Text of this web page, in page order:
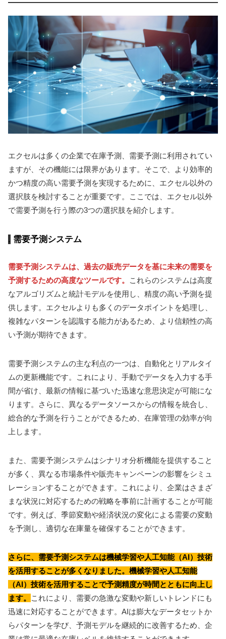
エクセルは多くの企業で在庫予測、需要予測に利用されてい
ますが、その機能には限界があります。そこで、より効率的
かつ精度の高い需要予測を実現するために、エクセル以外の
選択肢を検討することが重要です。ここでは、エクセル以外
で需要予測を行う際の3つの選択肢を紹介します。
需要予測システム
需要予測システムは、過去の販売データを基に未来の需要を
予測するための高度なツールです。
これらのシステムは高度
なアルゴリズムと統計モデルを使用し、精度の高い予測を提
供します。エクセルよりも多くのデータポイントを処理し、
複雑なパターンを認識する能力があるため、より信頼性の高
い予測が期待できます。
需要予測システムの主な利点の一つは、自動化とリアルタイ
ムの更新機能です。これにより、手動でデータを入力する手
間が省け、最新の情報に基づいた迅速な意思決定が可能にな
ります。さらに、異なるデータソースからの情報を統合し、
総合的な予測を行うことができるため、在庫管理の効率が向
上します。
また、需要予測システムはシナリオ分析機能を提供すること
が多く、異なる市場条件や販売キャンペーンの影響をシミュ
レーションすることができます。これにより、企業はさまざ
まな状況に対応するための戦略を事前に計画することが可能
です。例えば、季節変動や経済状況の変化による需要の変動
を予測し、適切な在庫量を確保することができます。
さらに、需要予測システムは機械学習や人工知能（AI）技術
を活用することが多くなりました。機械学習や人工知能
（AI）技術を活用することで予測精度が時間とともに向上し
ます。
これにより、需要の急激な変動や新しいトレンドにも
迅速に対応することができます。AIは膨大なデータセットか
らパターンを学び、予測モデルを継続的に改善するため、企